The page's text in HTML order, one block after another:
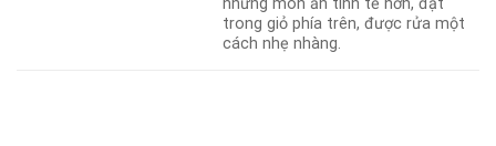
những món ăn tinh tế hơn, đặt
trong giỏ phía trên, được rửa một
cách nhẹ nhàng.